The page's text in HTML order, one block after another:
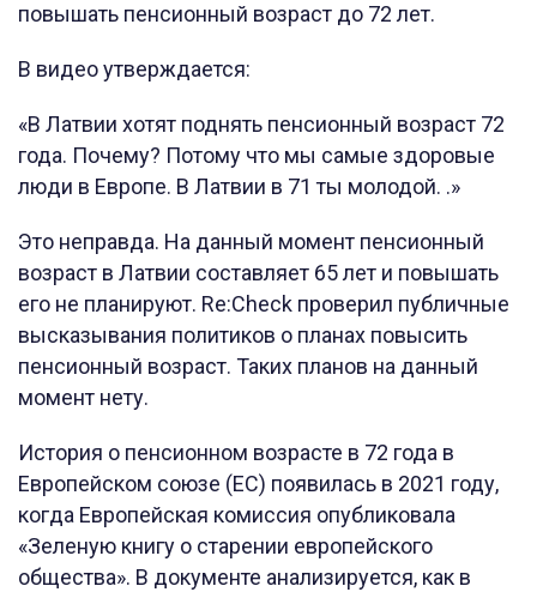
повышать пенсионный возраст до 72 лет.
В видео утверждается:
«В Латвии хотят поднять пенсионный возраст 72
года. Почему? Потому что мы самые здоровые
люди в Европе. В Латвии в 71 ты молодой. .»
Это неправда. На данный момент пенсионный
возраст в Латвии составляет 65 лет и повышать
его не планируют. Re:Check проверил публичные
высказывания политиков о планах повысить
пенсионный возраст. Таких планов на данный
момент нету.
История о пенсионном возрасте в 72 года в
Европейском союзе (ЕС) появилась в 2021 году,
когда Европейская комиссия опубликовала
«Зеленую книгу о старении европейского
общества». В документе анализируется, как в